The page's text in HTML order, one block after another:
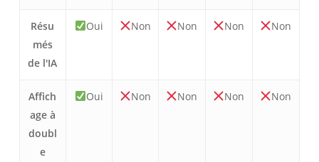
Résu
més
de l'IA
Oui Non Non Non Non
Affich
age à
doubl
e
Oui Non Non Non Non